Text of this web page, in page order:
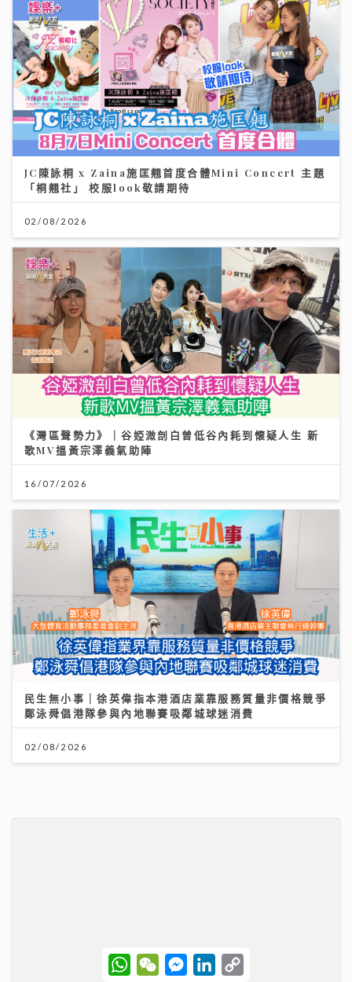
JC陳詠桐 x Zaina施匡翹首度合體Mini Concert 主題
「桐翹社」 校服look敬請期待
02/08/2026
《灣區聲勢力》｜谷婭溦剖白曾低谷內耗到懷疑人生 新
歌MV搵黃宗澤義氣助陣
16/07/2026
民生無小事｜徐英偉指本港酒店業靠服務質量非價格競爭
鄭泳舜倡港隊參與內地聯賽吸鄰城球迷消費
02/08/2026
W
h
W
e
M
e
L